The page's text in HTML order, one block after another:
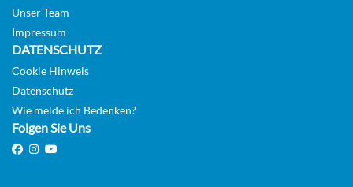
Unser Team
Impressum
DATENSCHUTZ
Cookie Hinweis
Datenschutz
Wie melde ich Bedenken?
Folgen Sie Uns